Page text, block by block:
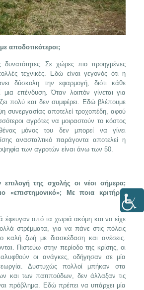
αποδοτικότεροι;
δυνατότητες. Σε χώρες πιο προηγμένες
τεχνικές. Εδώ είναι γεγονός ότι η
δύσκολη την εφαρμογή, διότι κάθε
μια επένδυση. Όταν λοιπόν γίνεται για
πολύ και δεν συμφέρει. Εδώ βλέπουμε
συνεργασίας αποτελεί τροχοπέδη, αφού
αγρότες να μοιραστούν το κόστος
μόνος του δεν μπορεί να γίνει
ανασταλτικό παράγοντα αποτελεί η
των αγροτών είναι άνω των 50.
της σχολής οι νέοι σήμερα;
«επιστημονικό»; Με ποια κριτήρια
έφευγαν από τα χωριά ακόμη και να είχε
στρέμματα, για να πάνε στις πόλεις
καλή ζωή με διασκέδαση και ανέσεις.
Πιστεύω στην περίοδο της κρίσης, οι
οι ανάγκες, οδήγησαν σε μία
Δυστυχώς πολλοί μπήκαν στα
και των παππούδων, δεν άλλαξαν τις
πρόβλημα. Εδώ πρέπει να υπάρχει μία